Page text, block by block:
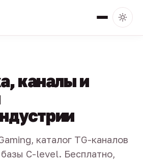
каналы и
каталог TG-каналов
базы C-level. Бесплатно,